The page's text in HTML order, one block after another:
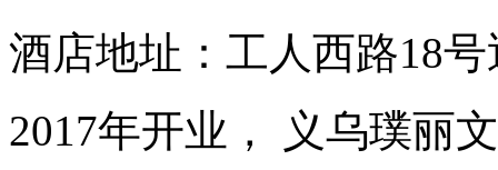
酒店地址：工人西路18
2017年开业， 义乌璞